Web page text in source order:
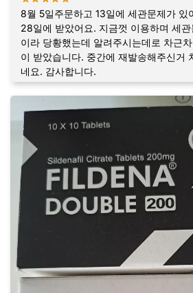
8월 5일주문하고 13일에 세관문제가 있
28일에 받았어요. 지금껏 이용하며 세
이라 당황했는데 알려주시는데로 차근
이 받았습니다. 중간에 재발송해주신거
네요. 감사합니다.